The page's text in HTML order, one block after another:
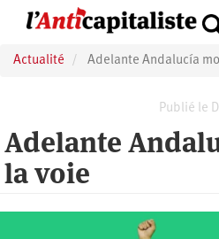
principal
Actualité Adelante Andalucía
Publié le
Adelante
la voie